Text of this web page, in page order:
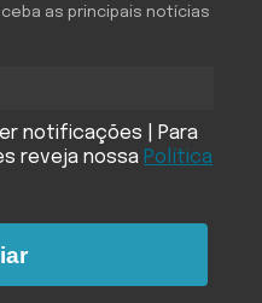
as principais notícias
notificações | Para
reveja nossa Política